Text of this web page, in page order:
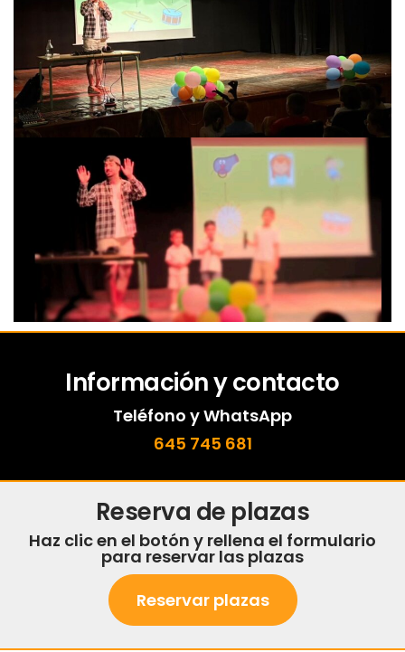
Información y contacto
Teléfono y WhatsApp
645 745 681
Reserva de plazas
Haz clic en el botón y rellena el formulario
para reservar las plazas
Reservar plazas